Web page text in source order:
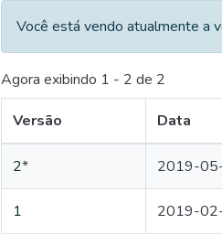
Você está vendo atualmente a
Agora exibindo 1 - 2 de 2
Versão Data
2* 2019-
1 2019-